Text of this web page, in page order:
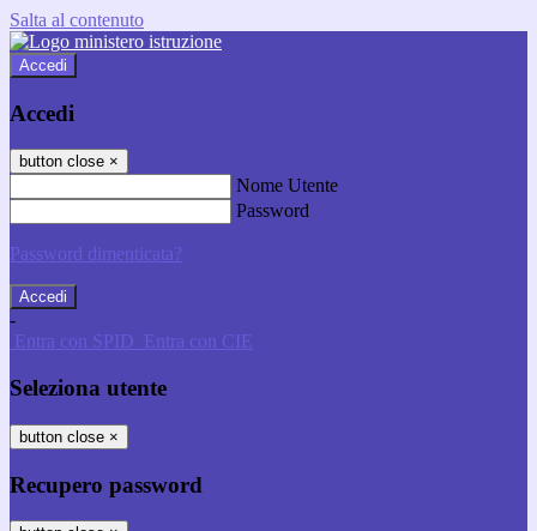
Salta al contenuto
Accedi
Accedi
button close ×
Nome Utente
Password
Password dimenticata?
-
Entra con SPID Entra con CIE
Seleziona utente
button close ×
Recupero password